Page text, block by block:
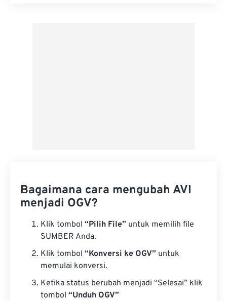
Bagaimana cara mengubah AVI
menjadi OGV?
Klik tombol “Pilih File” untuk memilih file
SUMBER Anda.
Klik tombol “Konversi ke OGV” untuk
memulai konversi.
Ketika status berubah menjadi “Selesai” klik
tombol “Unduh OGV”